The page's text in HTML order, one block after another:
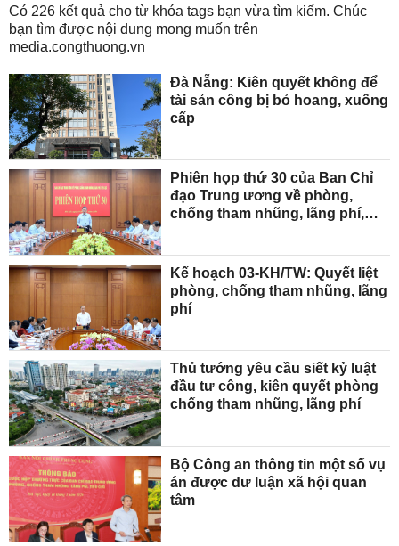
Có 226 kết quả cho từ khóa tags bạn vừa tìm kiếm. Chúc
bạn tìm được nội dung mong muốn trên
media.congthuong.vn
Đà Nẵng: Kiên quyết không để
tài sản công bị bỏ hoang, xuống
cấp
Phiên họp thứ 30 của Ban Chỉ
đạo Trung ương về phòng,
chống tham nhũng, lãng phí,
Kế hoạch 03-KH/TW: Quyết liệt
phòng, chống tham nhũng, lãng
phí
Thủ tướng yêu cầu siết kỷ luật
đầu tư công, kiên quyết phòng
chống tham nhũng, lãng phí
Bộ Công an thông tin một số vụ
án được dư luận xã hội quan
tâm